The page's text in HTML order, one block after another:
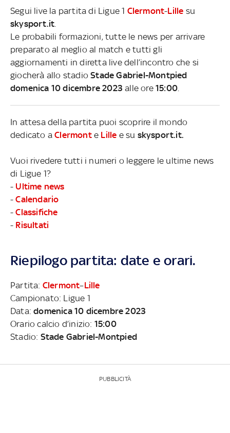
Segui live la partita di Ligue 1 Clermont-Lille su
skysport.it
Le probabili formazioni, tutte le news per arrivare
preparato al meglio al match e tutti gli
aggiornamenti in diretta live dell’incontro che si
giocherà allo stadioStade Gabriel-Montpied
domenica 10 dicembre 2023 alle ore 15:00
In attesa della partita puoi scoprire il mondo
dedicato aClermonte Lille e su skysport.it.
Vuoi rivedere tutti i numeri o leggere le ultime news
di Ligue 1?
- Ultime news
-Calendario
-Classifiche
- Risultati
Riepilogo partita: date e orari.
Partita: Clermont–Lille
Campionato: Ligue 1
Data:domenica 10 dicembre 2023
Orario calcio d’inizio: 15:00
Stadio: Stade Gabriel-Montpied
PUBBLICITÀ